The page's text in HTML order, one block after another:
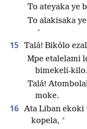
To ateyaka ye
To alakisaka
+
15 Talá! Bikólo
Mpe etalelami
bimekeli-kilo.
Talá!
moke.
16 Ata Liban ekoki
kopela, *